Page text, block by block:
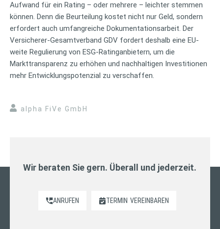
Aufwand für ein Rating – oder mehrere – leichter stemmen
können. Denn die Beurteilung kostet nicht nur Geld, sondern
erfordert auch umfangreiche Dokumentationsarbeit. Der
Versicherer-Gesamtverband GDV fordert deshalb eine EU-
weite Regulierung von ESG-Ratinganbietern, um die
Markttransparenz zu erhöhen und nachhaltigen Investitionen
mehr Entwicklungspotenzial zu verschaffen.
alpha FiVe GmbH
Wir beraten Sie gern. Überall und jederzeit.
ANRUFEN TERMIN VEREINBAREN